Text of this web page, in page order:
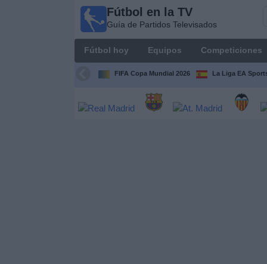
Fútbol en la TV
Guía de Partidos Televisados
Fútbol hoy Equipos Competiciones
FIFA Copa Mundial 2026 La Liga EA